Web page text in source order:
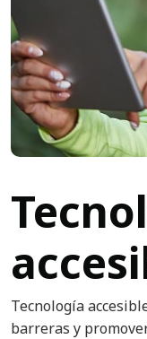
Tecnología
barreras y